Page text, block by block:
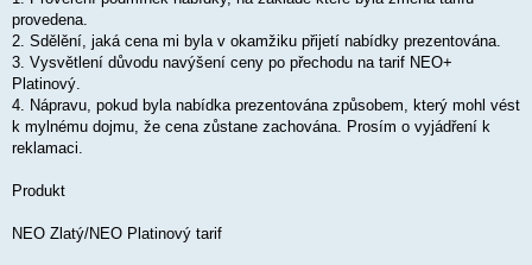
provedena.
2. Sdělění, jaká cena mi byla v okamžiku přijetí nabídky prezentována.
3. Vysvětlení důvodu navýšení ceny po přechodu na tarif NEO+
Platinový.
4. Nápravu, pokud byla nabídka prezentována způsobem, který mohl vést
k mylnému dojmu, že cena zůstane zachována. Prosím o vyjádření k
reklamaci.
Produkt
NEO Zlatý/NEO Platinový tarif